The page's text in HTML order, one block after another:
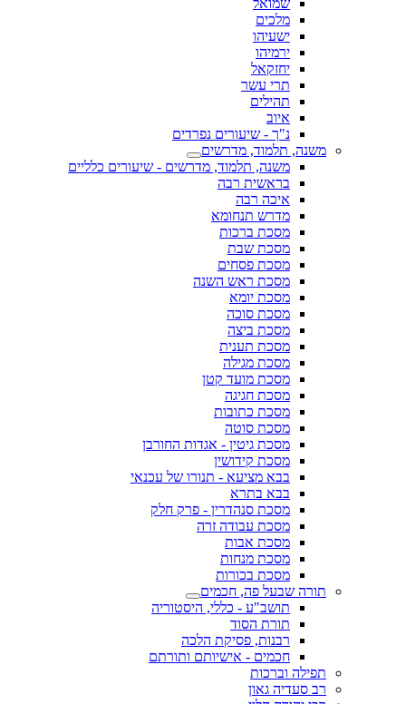
שמואל
מלכים
ישעיהו
ירמיהו
יחזקאל
תרי עשר
תהילים
איוב
נ"ך - שיעורים נפרדים
משנה, תלמוד, מדרשים
משנה, תלמוד, מדרשים - שיעורים כלליים
בראשית רבה
איכה רבה
מדרש תנחומא
מסכת ברכות
מסכת שבת
מסכת פסחים
מסכת ראש השנה
מסכת יומא
מסכת סוכה
מסכת ביצה
מסכת תענית
מסכת מגילה
מסכת מועד קטן
מסכת חגיגה
מסכת כתובות
מסכת סוטה
מסכת גיטין - אגדות החורבן
מסכת קידושין
בבא מציעא - תנורו של עכנאי
בבא בתרא
מסכת סנהדרין - פרק חלק
מסכת עבודה זרה
מסכת אבות
מסכת מנחות
מסכת בכורות
תורה שבעל פה, חכמים
תושב"ע - כללי, היסטוריה
תורת הסוד
רבנות, פסיקת הלכה
חכמים - אישיותם ותורתם
תפילה וברכות
רב סעדיה גאון